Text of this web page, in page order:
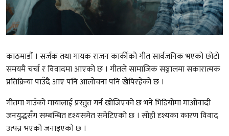
काठमाडौं । सर्जक तथा गायकराजन कार्कीको गीत सार्वजनिक भएको छोटो
समयमै चर्चा र विवादमा आएको छ । गीतले सामाजिक सञ्जालमा सकारात्मक
प्रतिक्रिया पाउँदै आए पनि आलोचना पनि खेपिरहेको छ ।
गीतमा गाउँको मायालाई प्रस्तुत गर्न खोजिएको छ भने भिडियोमा माओवादी
जनयुद्धसँग सम्बन्धित दृश्यसमेत समेटिएको छ । सोही दृश्यका कारण विवाद
उत्पन्न भएको जनाइएको छ ।